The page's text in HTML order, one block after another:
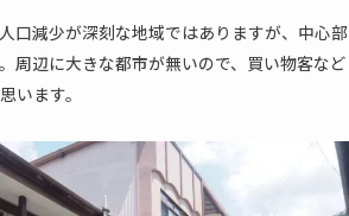
口減少が深刻な地域ではありますが、中心部
周辺に大きな都市が無いので、買い物客など
います。